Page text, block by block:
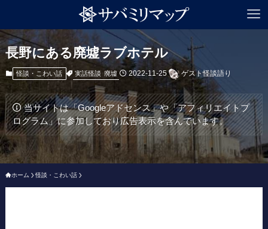
長野にある廃墟ラブホテル
怪談・こわい話 実話怪談 廃墟 2022-11-25 ゲスト怪談語り
当サイトは「Googleアドセンス」や「アフィリエイトプ
ログラム」に参加しており広告表示を含んでいます。
ホーム 怪談・こわい話